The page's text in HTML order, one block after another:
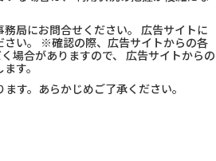
局にお問合せください。 広告サイトに
さい。 ※確認の際、広告サイトからの各
場合がありますので、 広告サイトからの
す。
す。あらかじめご了承ください。